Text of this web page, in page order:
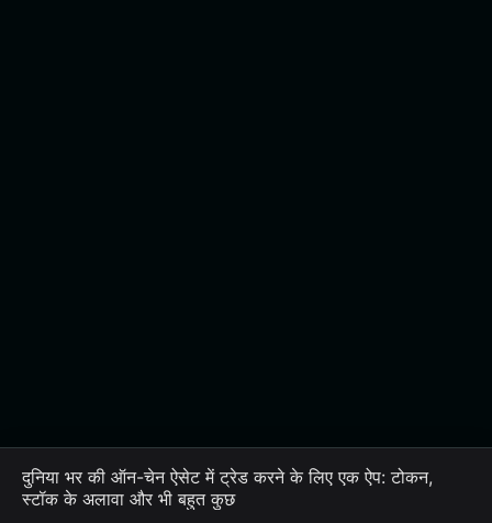
दुनिया भर की ऑन-चेन ऐसेट में ट्रेड करने के लिए एक ऐप: टोकन,
स्टॉक के अलावा और भी बहुत कुछ